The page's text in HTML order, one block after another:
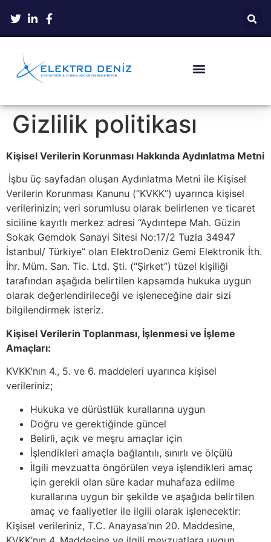
Gizlilik politikası
Kişisel Verilerin Korunması Hakkında Aydınlatma Metni
İşbu üç sayfadan oluşan Aydınlatma Metni ile Kişisel
Verilerin Korunması Kanunu (“KVKK”) uyarınca kişisel
verilerinizin; veri sorumlusu olarak belirlenen ve ticaret
siciline kayıtlı merkez adresi “Aydıntepe Mah. Güzin
Sokak Gemdok Sanayi Sitesi No:17/2 Tuzla 34947
İstanbul/ Türkiye” olan ElektroDeniz Gemi Elektronik İth.
İhr. Müm. San. Tic. Ltd. Şti. (“Şirket”) tüzel kişiliği
tarafından aşağıda belirtilen kapsamda hukuka uygun
olarak değerlendirileceği ve işleneceğine dair sizi
bilgilendirmek isteriz.
Kişisel Verilerin Toplanması, İşlenmesi ve İşleme
Amaçları:
KVKK’nın 4., 5. ve 6. maddeleri uyarınca kişisel
verileriniz;
Hukuka ve dürüstlük kurallarına uygun
Doğru ve gerektiğinde güncel
Belirli, açık ve meşru amaçlar için
İşlendikleri amaçla bağlantılı, sınırlı ve ölçülü
İlgili mevzuatta öngörülen veya işlendikleri amaç
için gerekli olan süre kadar muhafaza edilme
kurallarına uygun bir şekilde ve aşağıda belirtilen
amaç ve faaliyetler ile ilgili olarak işlenecektir:
Kişisel verileriniz, T.C. Anayasa’nın 20. Maddesine,